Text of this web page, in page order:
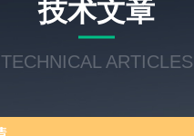
技术文章
TECHNICAL ARTICLES